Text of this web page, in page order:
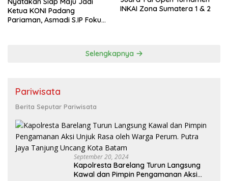
Ketua KONI Padang
Pariaman, Asmadi S.IP Fokus
INKAI Zona Sumatera 1 & 2
Selengkapnya
Pariwisata
Berita Seputar Pariwisata
September 20, 2024
Kapolresta Barelang Turun Langsung
Kawal dan Pimpin Pengamanan Aksi